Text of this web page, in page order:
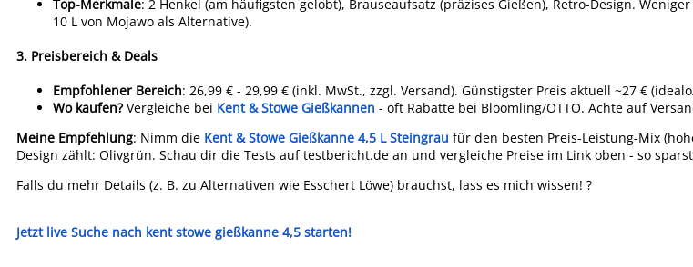
Top-Merkmale: 2 Henkel (am häufigsten gelobt), Brauseaufsatz (präzises Gießen), Retro-Design.
10 L von Mojawo als Alternative).
3. Preisbereich & Deals
Empfohlener Bereich: 26,99 € - 29,99 € (inkl. MwSt., zzgl. Versand). Günstigster Preis aktuell ~27 €
Wo kaufen?Vergleiche bei Kent & Stowe Gießkannen - oft Rabatte bei Bloomling/OTTO. Achte auf
Meine Empfehlung: Nimm die Kent & Stowe Gießkanne 4,5 L Steingrau für den besten Preis-Leistung-Mix
Design zählt: Olivgrün. Schau dir die Tests auf testbericht.de an und vergleiche Preise im Link oben - so
Falls du mehr Details (z. B. zu Alternativen wie Esschert Löwe) brauchst, lass es mich wissen! ?
Jetzt live Suche nach kent stowe gießkanne 4,5 starten!